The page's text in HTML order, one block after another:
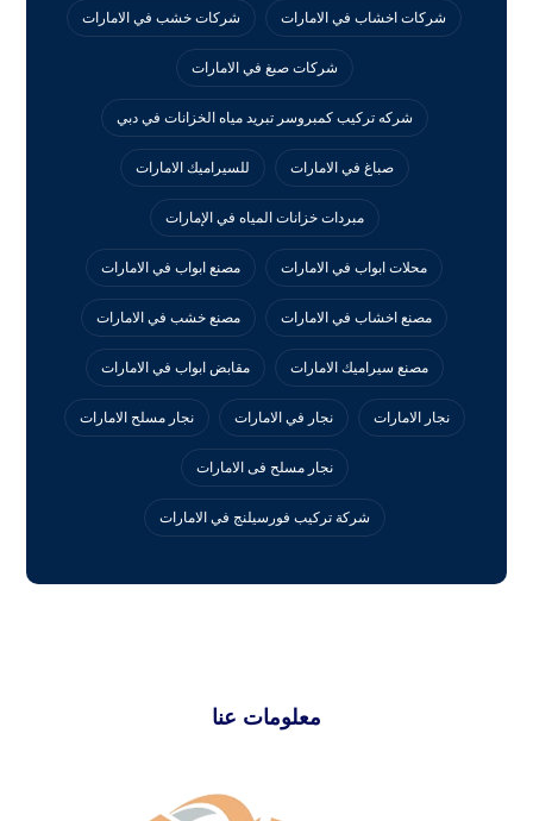
شركات اخشاب في الامارات شركات خشب في الامارات
شركات صبغ في الامارات
شركه تركيب كمبروسر تبريد مياه الخزانات في دبي
صباغ في الامارات للسيراميك الامارات
مبردات خزانات المياه في الإمارات
محلات ابواب في الامارات مصنع ابواب في الامارات
مصنع اخشاب في الامارات مصنع خشب في الامارات
مصنع سيراميك الامارات مقابض ابواب في الامارات
نجار الامارات نجار في الامارات نجار مسلح الامارات
نجار مسلح فى الامارات
‏شركة تركيب فورسيلنج في الامارات
معلومات عنا